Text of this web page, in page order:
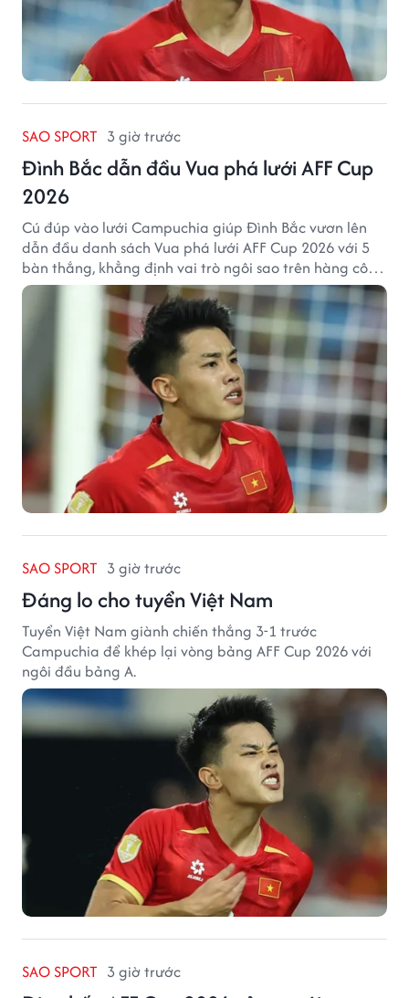
SAO SPORT 3 giờ trước
Đình Bắc dẫn đầu Vua phá lưới AFF Cup
2026
Cú đúp vào lưới Campuchia giúp Đình Bắc vươn lên
dẫn đầu danh sách Vua phá lưới AFF Cup 2026 với 5
bàn thắng, khẳng định vai trò ngôi sao trên hàng công
tuyển Việt Nam.
SAO SPORT 3 giờ trước
Đáng lo cho tuyển Việt Nam
Tuyển Việt Nam giành chiến thắng 3-1 trước
Campuchia để khép lại vòng bảng AFF Cup 2026 với
ngôi đầu bảng A.
SAO SPORT 3 giờ trước